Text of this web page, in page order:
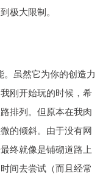
极大限制。
。虽然它为你的创造力
刚开始玩的时候，希
排列。但原本在我肉
的倾斜。由于没有网
终就像是铺砌道路上
间去尝试（而且经常